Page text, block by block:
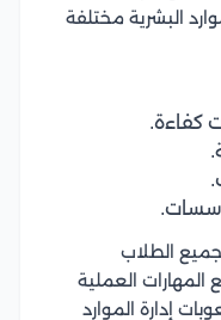
البشرية مختلفة
كفاءة.
جميع الطلاب
المهارات العملية
إدارة الموارد